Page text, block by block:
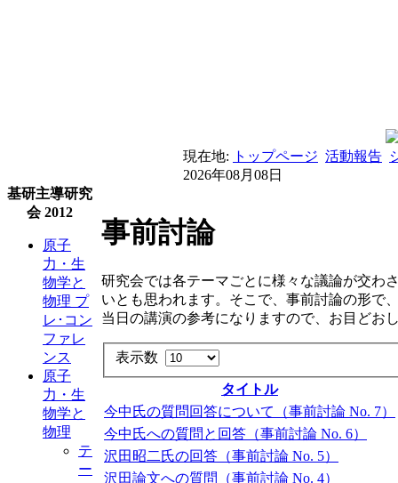
現在地: トップページ 活動報告
2026年08月08日
基研主導研究
会 2012
原子
力・生
物学と
物理 プ
レ･コン
ファレ
ンス
原子
力・生
物学と
物理
テ
ー
事前討論
研究会では各テーマごとに様々な議論が交わ
いとも思われます。そこで、事前討論の形で
当日の講演の参考になりますので、お目どお
表示数
タイトル
今中氏の質問回答について（事前討論 No. 7）
今中氏への質問と回答（事前討論 No. 6）
沢田昭二氏の回答（事前討論 No. 5）
沢田論文への質問（事前討論 No. 4）